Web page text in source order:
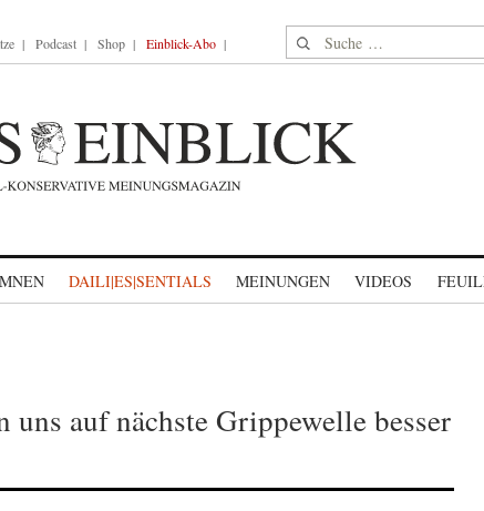
Podcast Shop Einblick-Abo Suche nach:
DAILI|ES|SENTIALS MEINUNGEN VIDEOS
uns auf nächste Grippewelle besser